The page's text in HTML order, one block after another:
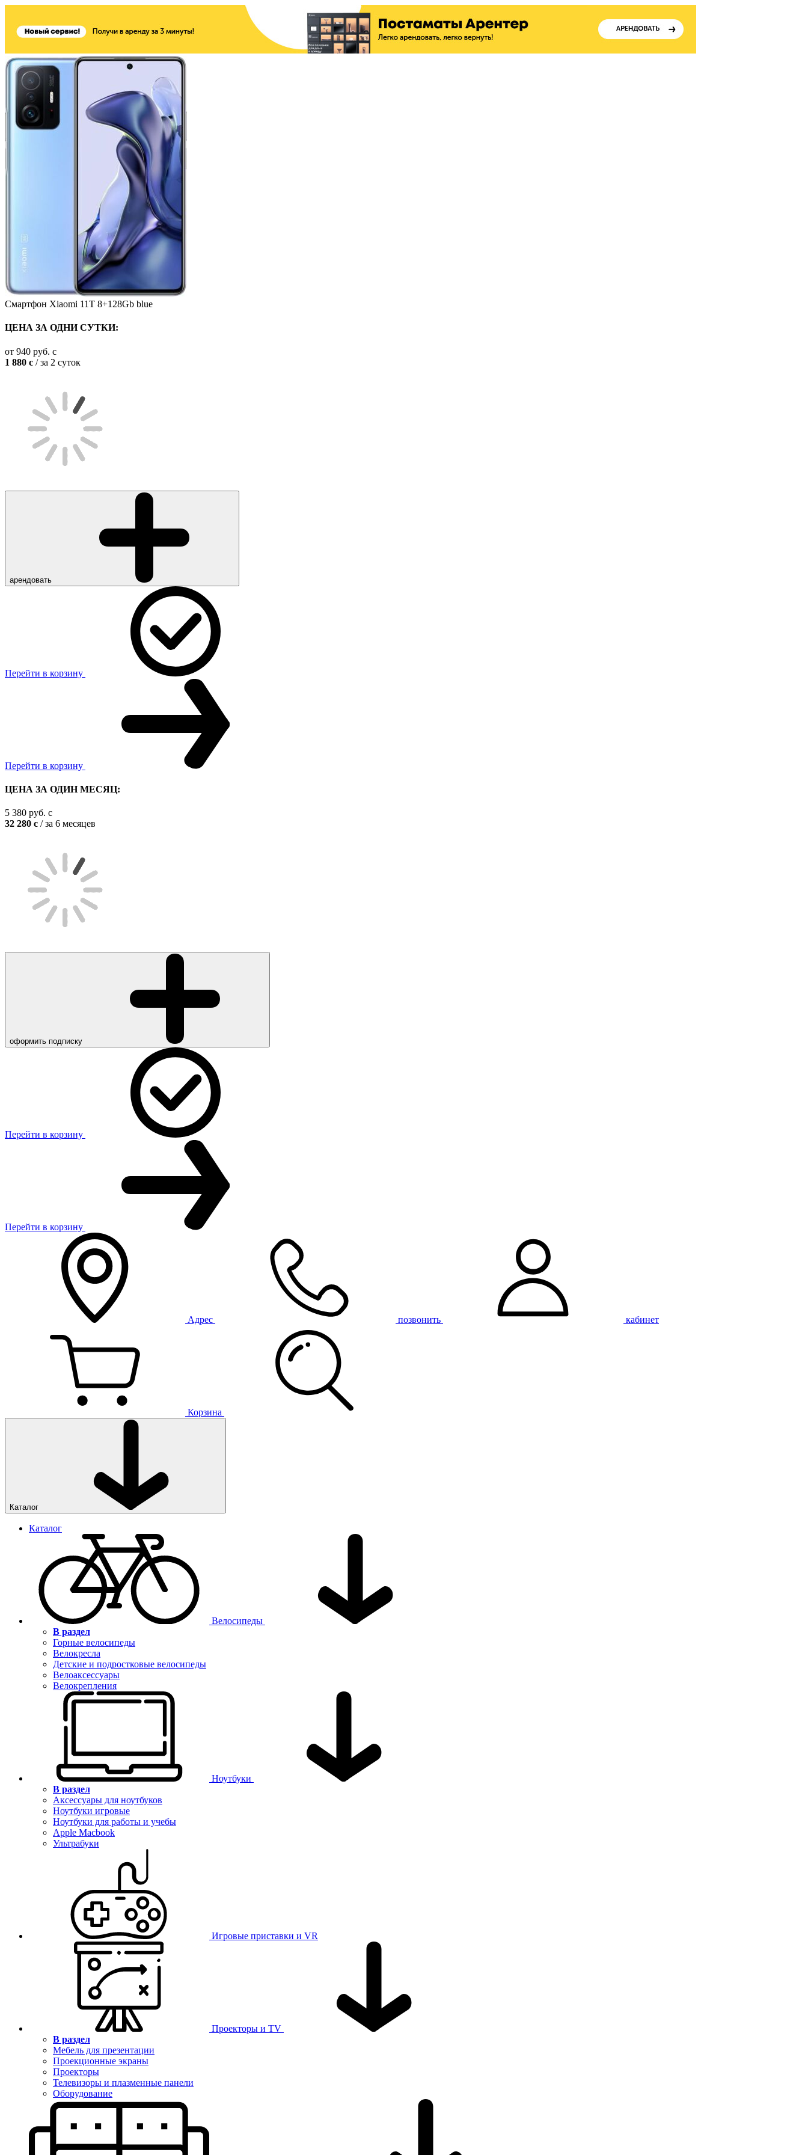
Смартфон Xiaomi 11T 8+128Gb blue
ЦЕНА ЗА ОДНИ СУТКИ:
от 940 руб. c
1 880 c / за 2 суток
арендовать
Перейти в корзину
Перейти в корзину
ЦЕНА ЗА ОДИН МЕСЯЦ:
5 380 руб. c
32 280 c / за 6 месяцев
оформить подписку
Перейти в корзину
Перейти в корзину
Адрес позвонить кабинет
Корзина
Каталог
Каталог
Велосипеды
В раздел
Горные велосипеды
Велокресла
Детские и подростковые велосипеды
Велоаксессуары
Велокрепления
Ноутбуки
В раздел
Аксессуары для ноутбуков
Ноутбуки игровые
Ноутбуки для работы и учебы
Apple Macbook
Ультрабуки
Игровые приставки и VR
Проекторы и TV
В раздел
Мебель для презентации
Проекционные экраны
Проекторы
Телевизоры и плазменные панели
Оборудование